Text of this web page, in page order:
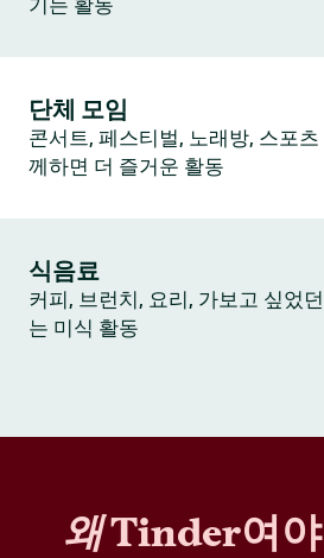
기는 활동
단체 모임
콘서트, 페스티벌, 노래방, 스포
께하면 더 즐거운 활동
식음료
커피, 브런치, 요리, 가보고 싶었
는 미식 활동
왜Tinder여야